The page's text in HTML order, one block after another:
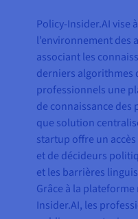
Policy-Insider.AI vise
l’environnement des
associant les
derniers algorithmes
professionnels une
de connaissance
que solution
startup offre un
et de décideurs
et les barrières
Grâce à la
Insider.AI, les